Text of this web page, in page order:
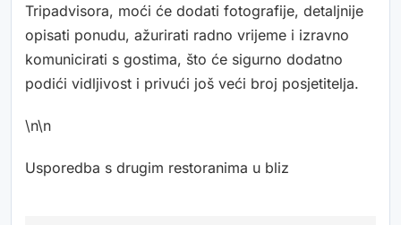
Tripadvisora, moći će dodati fotografije, detaljnije
opisati ponudu, ažurirati radno vrijeme i izravno
komunicirati s gostima, što će sigurno dodatno
podići vidljivost i privući još veći broj posjetitelja.
\n\n
Usporedba s drugim restoranima u bliz